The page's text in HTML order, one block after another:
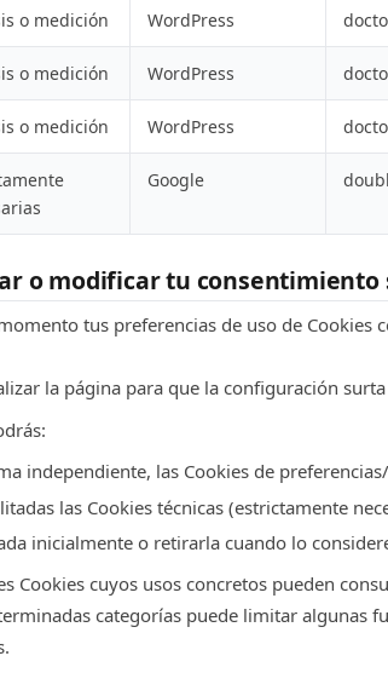
o medición WordPress
o medición WordPress
o medición WordPress
Google
o modificar tu consentimiento
tus preferencias de uso de Cookies
la página para que la configuración
independiente, las Cookies de
las Cookies técnicas (estrictamente
inicialmente o retirarla cuando lo
Cookies cuyos usos concretos pueden
categorías puede limitar algunas